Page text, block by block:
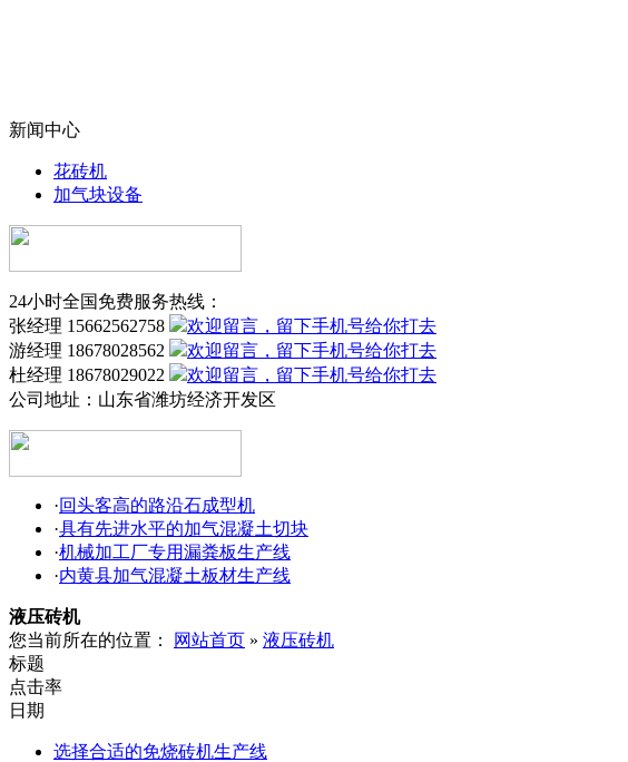
新闻中心
花砖机
加气块设备
24小时全国免费服务热线：
张经理 15662562758
游经理 18678028562
杜经理 18678029022
公司地址： 山东省潍坊经济开发区
·回头客高的路沿石成型机
·具有先进水平的加气混凝土切块
·机械加工厂专用漏粪板生产线
·内黄县加气混凝土板材生产线
液压砖机
您当前所在的位置：
网站首页 » 液压砖机
标题
点击率
日期
选择合适的免烧砖机生产线